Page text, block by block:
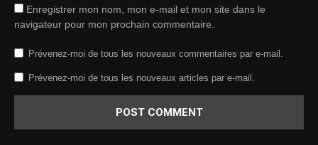
Enregistrer mon nom, mon e-mail et mon site dans le
navigateur pour mon prochain commentaire.
Prévenez-moi de tous les nouveaux commentaires par e-mail.
Prévenez-moi de tous les nouveaux articles par e-mail.